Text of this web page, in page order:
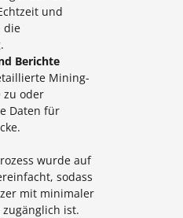
und
die
Berichte
Mining-
zu oder
Daten für
wurde auf
sodass
mit minimaler
ist.